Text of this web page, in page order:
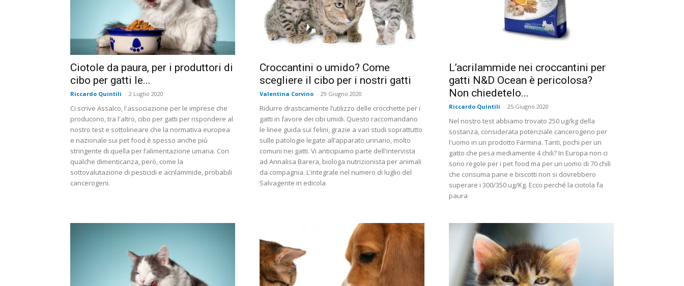
Ciotole da paura, per i produttori di
cibo per gatti le...
Riccardo Quintili - 2 Luglio 2020
Ci scrive Assalco, l'associazione per le imprese che
producono, tra l'altro, cibo per gatti per rispondere al
nostro test e sottolineare che la normativa europea
e nazionale sui pet food è spesso anche più
stringente di quella per l’alimentazione umana. Con
qualche dimenticanza, però, come la
sottovalutazione di pesticidi e acrilammide, probabili
cancerogeni.
Croccantini o umido? Come
scegliere il cibo per i nostri gatti
Valentina Corvino - 29 Giugno 2020
Ridurre drasticamente l’utilizzo delle crocchette per i
gatti in favore dei cibi umidi. Questo raccomandano
le linee guida sui felini, grazie a vari studi soprattutto
sulle patologie legate all’apparato urinario, molto
comuni nei gatti. Vi anticipiamo parte dell'intervista
ad Annalisa Barera, biologa nutrizionista per animali
da compagnia. L'integrale nel numero di luglio del
Salvagente in edicola
L’acrilammide nei croccantini per
gatti N&D Ocean è pericolosa?
Non chiedetelo...
Riccardo Quintili - 25 Giugno 2020
Nel nostro test abbiamo trovato 250 ug/kg della
sostanza, considerata potenziale cancerogeno per
l'uomo in un prodotto Farmina. Tanti, pochi per un
gatto che pesa mediamente 4 chili? In Europa non ci
sono regole per i pet food ma per un uomo di 70 chili
che consuma pane e biscotti non si dovrebbero
superare i 300/350 ug/Kg. Ecco perché la ciotola fa
paura